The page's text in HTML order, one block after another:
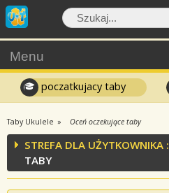
Menu
poczatkujacy taby
Taby Ukulele Oceń oczekujące taby
STREFA DLA UŻYTKOWNIKA :
TABY